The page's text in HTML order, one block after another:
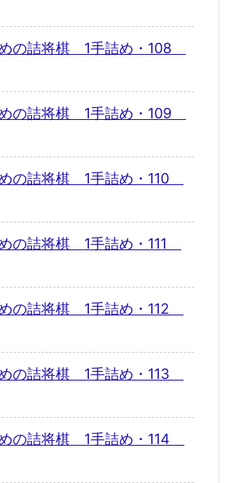
の詰将棋 1手詰め・108
の詰将棋 1手詰め・109
の詰将棋 1手詰め・110
の詰将棋 1手詰め・111
の詰将棋 1手詰め・112
の詰将棋 1手詰め・113
の詰将棋 1手詰め・114